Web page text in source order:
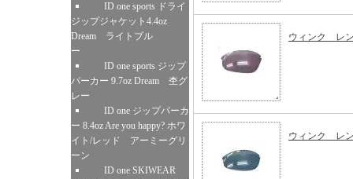
ID one sports ドライ
ジップジャケット4.4oz
Dream ライトブル
ー
ID one sports ジップ
パーカー 9.7oz Dream 杢グ
レー
ID one ジップパーカ
ー 8.4oz Are you happy? ホワ
イト/レッド アーミーグリ
ーン
ID one SKIWEAR
ウィンク レ
ウィンク レ